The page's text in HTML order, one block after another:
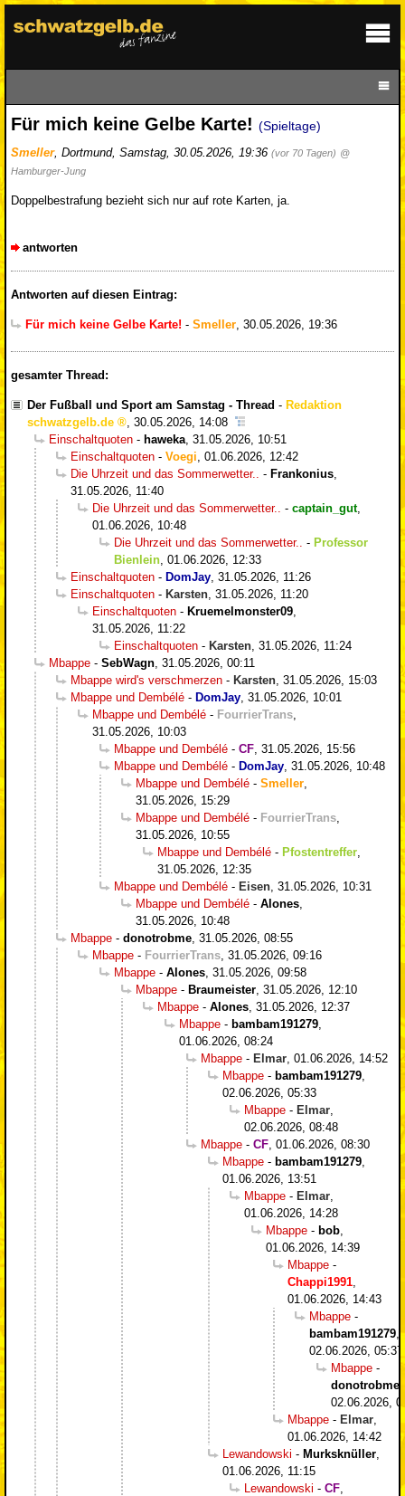
Für mich keine Gelbe Karte! (Spieltage)
Smeller, Dortmund, Samstag, 30.05.2026, 19:36 (vor 70 Tagen) @
Hamburger-Jung
Doppelbestrafung bezieht sich nur auf rote Karten, ja.
antworten
Antworten auf diesen Eintrag:
Für mich keine Gelbe Karte! - Smeller, 30.05.2026, 19:36
gesamter Thread:
Der Fußball und Sport am Samstag - Thread - Redaktion
schwatzgelb.de
30.05.2026, 14:08
Einschaltquoten - haweka 31.05.2026, 10:51
Einschaltquoten - Voegi 01.06.2026, 12:42
Die Uhrzeit und das Sommerwetter..
- Frankonius
31.05.2026, 11:40
Die Uhrzeit und das Sommerwetter..
- captain_gut,
01.06.2026, 10:48
Die Uhrzeit und das Sommerwetter..
- Professor
Bienlein 01.06.2026, 12:33
Einschaltquoten - DomJay 31.05.2026, 11:26
Einschaltquoten - Karsten 31.05.2026, 11:20
Einschaltquoten - Kruemelmonster09
31.05.2026, 11:22
Einschaltquoten - Karsten 31.05.2026, 11:24
Mbappe - SebWagn 31.05.2026, 00:11
Mbappe wird's verschmerzen - Karsten 31.05.2026, 15:03
Mbappe und Dembélé - DomJay 31.05.2026, 10:01
Mbappe und Dembélé - FourrierTrans
31.05.2026, 10:03
Mbappe und Dembélé - CF 31.05.2026, 15:56
Mbappe und Dembélé - DomJay 31.05.2026, 10:48
Mbappe und Dembélé - Smeller
31.05.2026, 15:29
Mbappe und Dembélé - FourrierTrans
31.05.2026, 10:55
Mbappe und Dembélé - Pfostentreffer
31.05.2026, 12:35
Mbappe und Dembélé - Eisen 31.05.2026, 10:31
Mbappe und Dembélé - Alones
31.05.2026, 10:48
Mbappe - donotrobme 31.05.2026, 08:55
Mbappe - FourrierTrans 31.05.2026, 09:16
Mbappe - Alones 31.05.2026, 09:58
Mbappe - Braumeister 31.05.2026, 12:10
Mbappe - Alones 31.05.2026, 12:37
Mbappe - bambam191279
01.06.2026, 08:24
Mbappe - Elmar 01.06.2026, 14:52
Mbappe - bambam191279
02.06.2026, 05:33
Mbappe - Elmar
02.06.2026, 08:48
Mbappe - CF 01.06.2026, 08:30
Mbappe - bambam191279
01.06.2026, 13:51
Mbappe - Elmar
01.06.2026, 14:28
Mbappe - bob
01.06.2026, 14:39
Mbappe -
Chappi1991
01.06.2026, 14:43
Mbappe -
bambam191279
02.06.2026, 05:37
Mbappe -
donotrobme
02.06.2026,
Mbappe - Elmar
01.06.2026, 14:42
Lewandowski - Murksknüller
01.06.2026, 11:15
Lewandowski - CF